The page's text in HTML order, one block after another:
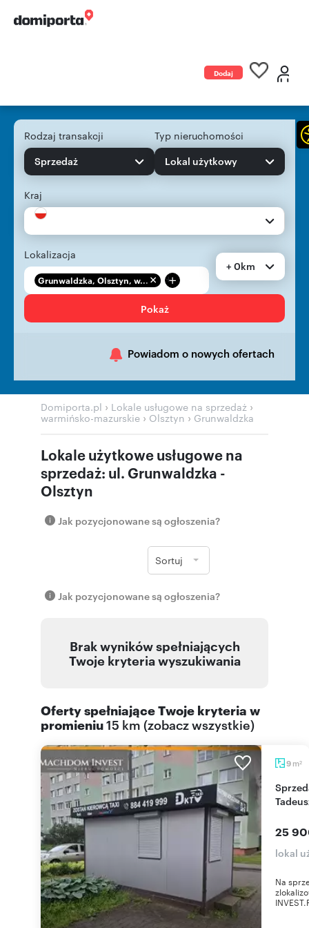
Dodaj
Rodzaj transakcji
Sprzedaż
Typ nieruchomości
Lokal użytkowy
Kraj
Lokalizacja
Grunwaldzka, Olsztyn, w... +
+ 0km
Pokaż
Powiadom o nowych ofertach
Domiporta.pl › Lokale usługowe na sprzedaż ›
warmińsko-mazurskie › Olsztyn › Grunwaldzka
Lokale użytkowe usługowe na
sprzedaż: ul. Grunwaldzka -
Olsztyn
Jak pozycjonowane są ogłoszenia?
Sortuj
Jak pozycjonowane są ogłoszenia?
Brak wyników spełniających
Twoje kryteria wyszukiwania
Oferty spełniające Twoje kryteria w
promieniu15 km (zobacz wszystkie)
9 m2
Sprzedam lokal usługowy 9 m² przy ul. Pana
25
lokal
Na